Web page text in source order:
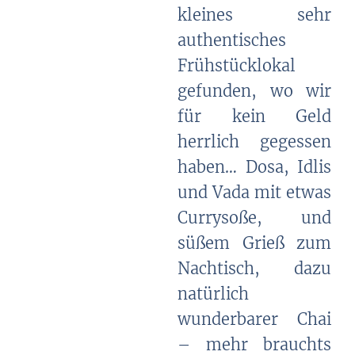
kleines sehr
authentisches
Frühstücklokal
gefunden, wo wir
für kein Geld
herrlich gegessen
haben… Dosa, Idlis
und Vada mit etwas
Currysoße, und
süßem Grieß zum
Nachtisch, dazu
natürlich
wunderbarer Chai
– mehr brauchts